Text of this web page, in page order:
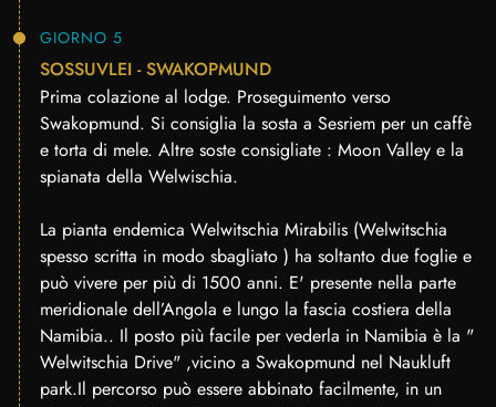
GIORNO 5
SOSSUVLEI - SWAKOPMUND
Prima colazione al lodge. Proseguimento verso
Swakopmund. Si consiglia la sosta a Sesriem per un caffè
e torta di mele. Altre soste consigliate : Moon Valley e la
spianata della Welwischia.
La pianta endemica Welwitschia Mirabilis (Welwitschia
spesso scritta in modo sbagliato ) ha soltanto due foglie e
può vivere per più di 1500 anni. E' presente nella parte
meridionale dell’Angola e lungo la fascia costiera della
Namibia.. Il posto più facile per vederla in Namibia è la "
Welwitschia Drive" ,vicino a Swakopmund nel Naukluft
park.Il percorso può essere abbinato facilmente, in un